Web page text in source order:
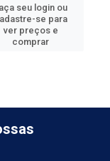
seu login ou
se para
ver preços e
comprar